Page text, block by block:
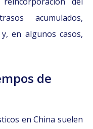
acumulados,
en algunos casos,
de
en China suelen